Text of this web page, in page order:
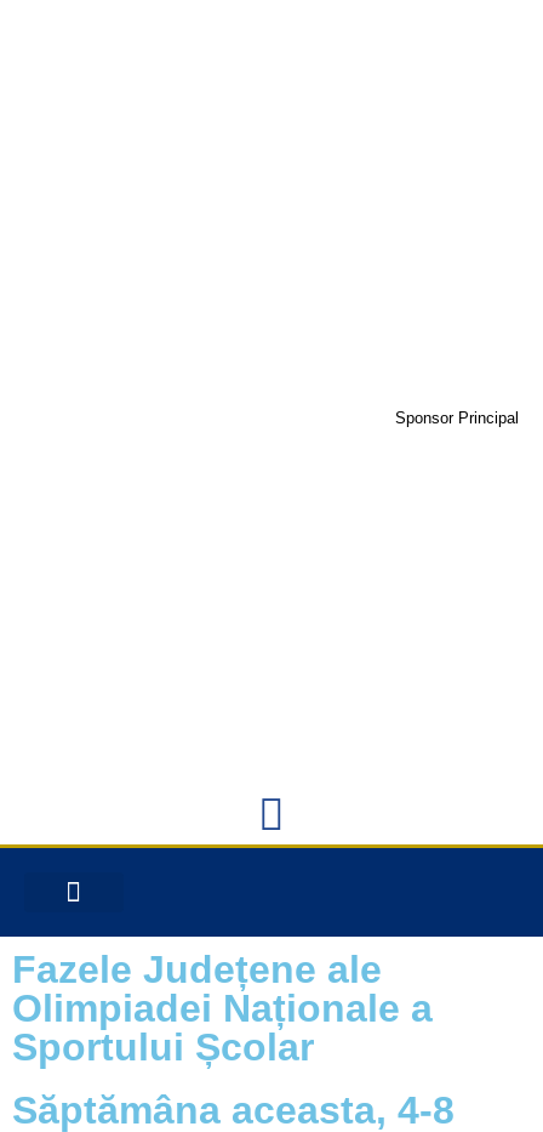
Sponsor Principal
Fazele Județene ale
Olimpiadei Naționale a
Sportului Școlar
Săptămâna aceasta, 4-8